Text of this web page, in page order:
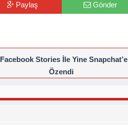
Paylaş Gönder
Facebook Stories İle Yine Snapchat’e
Özendi